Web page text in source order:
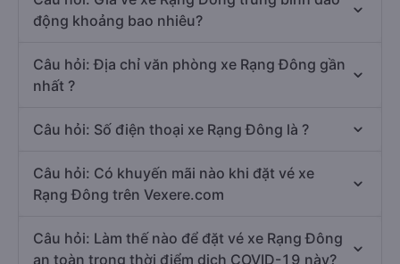
động khoảng bao nhiêu?
Câu hỏi: Địa chỉ văn phòng xe Rạng Đông gần
nhất ?
Câu hỏi: Số điện thoại xe Rạng Đông là ?
Câu hỏi: Có khuyến mãi nào khi đặt vé xe
Rạng Đông trên Vexere.com
Câu hỏi: Làm thế nào để đặt vé xe Rạng Đông
an toàn trong thời điểm dịch COVID-19 này?